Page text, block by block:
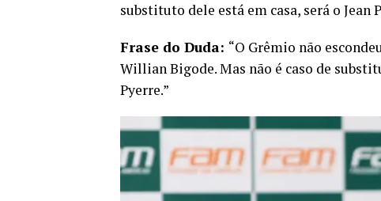
substituto dele está em casa, será o Jean
Frase do Duda: “O Grêmio não
Willian Bigode. Mas não é caso de
Pyerre.”